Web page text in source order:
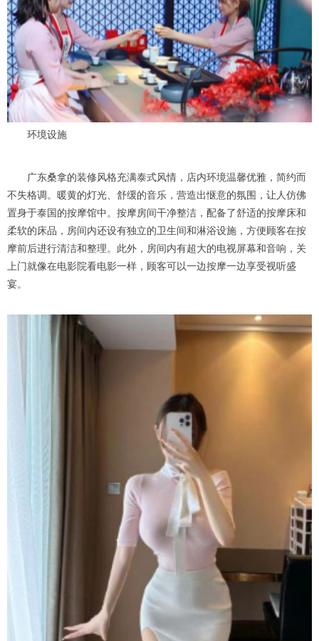
环境设施
广东桑拿的装修风格充满泰式风情，店内环境温馨优雅，简约而
不失格调。暖黄的灯光、舒缓的音乐，营造出惬意的氛围，让人仿佛
置身于泰国的按摩馆中。按摩房间干净整洁，配备了舒适的按摩床和
柔软的床品，房间内还设有独立的卫生间和淋浴设施，方便顾客在按
摩前后进行清洁和整理。此外，房间内有超大的电视屏幕和音响，关
上门就像在电影院看电影一样，顾客可以一边按摩一边享受视听盛
宴。